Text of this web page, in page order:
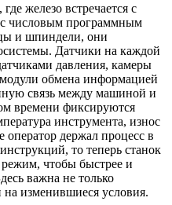
железо встречается с
числовым программным
и шпиндели, они
Датчики на каждой
давления, камеры
обмена информацией
связь между машиной и
времени фиксируются
инструмента, износ
оператор держал процесс в
то теперь станок
режим, чтобы быстрее и
важна не только
на изменившиеся условия.